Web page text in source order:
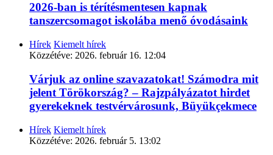
2026-ban is térítésmentesen kapnak
tanszercsomagot iskolába menő óvodásaink
Hírek Kiemelt hírek
Közzétéve: 2026. február 16. 12:04
Várjuk az online szavazatokat! Számodra mit
jelent Törökország? – Rajzpályázatot hirdet
gyerekeknek testvérvárosunk, Büyükçekmece
Hírek Kiemelt hírek
Közzétéve: 2026. február 5. 13:02